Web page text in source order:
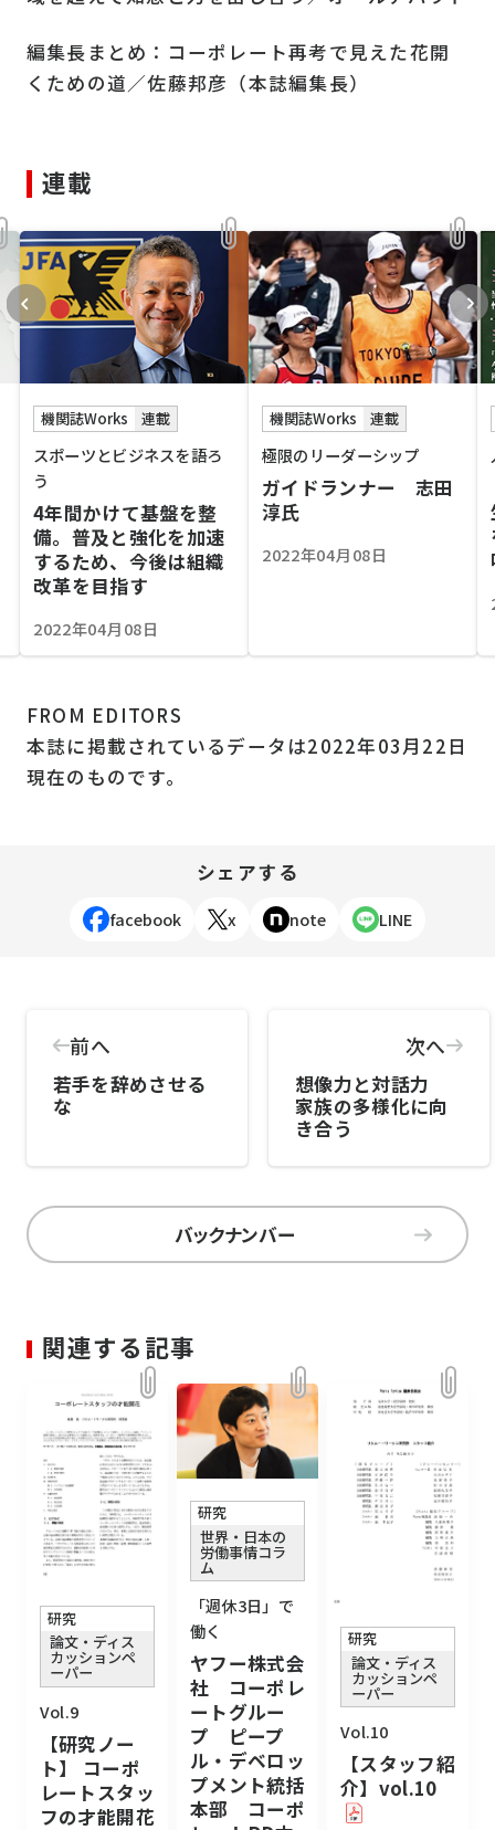
編集長まとめ：コーポレート再考で見えた花開
くための道／佐藤邦彦（本誌編集長）
連載
機関誌Works 連載
スポーツとビジネスを語ろ
う
4年間かけて基盤を整
備。普及と強化を加速
するため、今後は組織
改革を目指す
2022年04月08日
機関誌Works 連載
極限のリーダーシップ
ガイドランナー 志田
淳氏
2022年04月08日
FROM EDITORS
本誌に掲載されているデータは2022年03月22日
現在のものです。
シェアする
facebook x note LINE
前へ
若手を辞めさせる
な
次へ
想像力と対話力
家族の多様化に向
き合う
バックナンバー
関連する記事
研究
論文・ディス
カッションペ
ーパー
Vol.9
【研究ノー
ト】 コーポ
レートスタッ
フの才能開花
研究
世界・日本の
労働事情コラ
ム
「週休3日」で
働く
ヤフー株式会
社 コーポレ
ートグルー
プ ピープ
ル・デベロッ
プメント統括
本部 コーポ
研究
論文・ディス
カッションペ
ーパー
Vol.10
【スタッフ紹
介】vol.10